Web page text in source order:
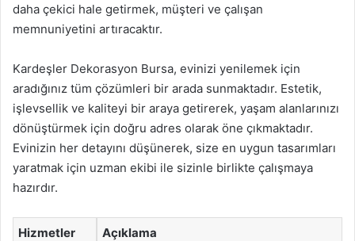
daha çekici hale getirmek, müşteri ve çalışan
memnuniyetini artıracaktır.
Kardeşler Dekorasyon Bursa, evinizi yenilemek için
aradığınız tüm çözümleri bir arada sunmaktadır. Estetik,
işlevsellik ve kaliteyi bir araya getirerek, yaşam alanlarınızı
dönüştürmek için doğru adres olarak öne çıkmaktadır.
Evinizin her detayını düşünerek, size en uygun tasarımları
yaratmak için uzman ekibi ile sizinle birlikte çalışmaya
hazırdır.
Hizmetler Açıklama